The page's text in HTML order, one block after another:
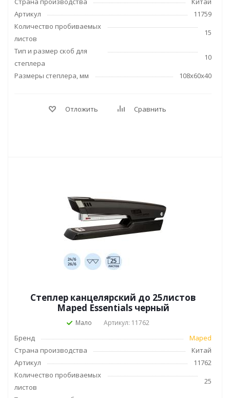
Артикул
11759
Количество пробиваемых
листов
15
Тип и размер скоб для
степлера
10
Размеры степлера, мм
108x60x40
Отложить Сравнить
Степлер канцелярский до 25листов
Maped Essentials черный
Мало Артикул: 11762
Бренд
Maped
Страна производства
Китай
Артикул
11762
Количество пробиваемых
листов
25